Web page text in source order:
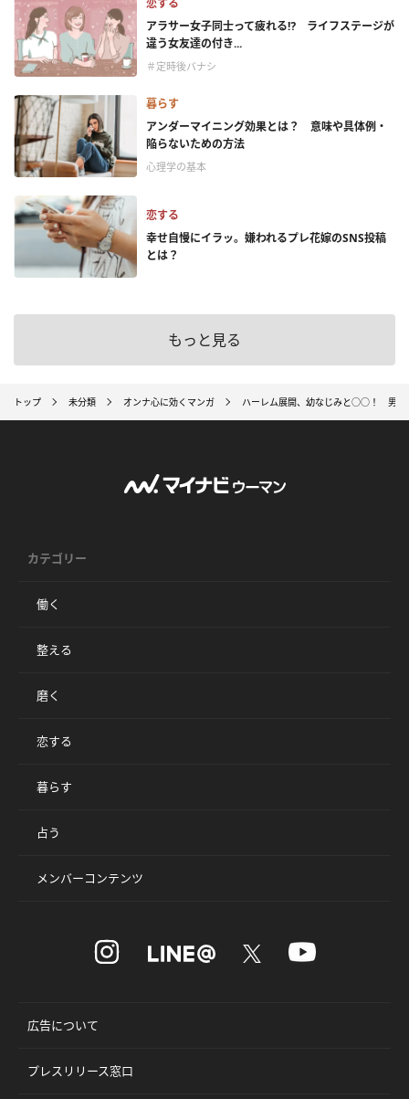
恋する
アラサー女子同士って疲れる⁉ ライフステージが
違う女友達の付き...
＃定時後バナシ
暮らす
アンダーマイニング効果とは？ 意味や具体例・
陥らないための方法
心理学の基本
恋する
幸せ自慢にイラッ。嫌われるプレ花嫁のSNS投稿
とは？
もっと見る
トップ 未分類 オンナ心に効くマンガ ハーレム展開、幼なじみと○○！ 男子
カテゴリー
働く
整える
磨く
恋する
暮らす
占う
メンバーコンテンツ
広告について
プレスリリース窓口